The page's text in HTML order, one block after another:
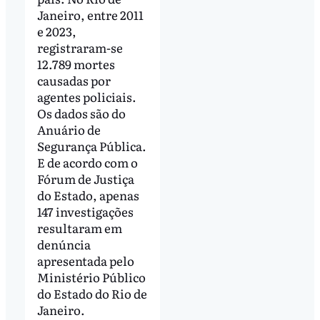
Janeiro, entre 2011
e 2023,
registraram-se
12.789 mortes
causadas por
agentes policiais.
Os dados são do
Anuário de
Segurança Pública.
E de acordo com o
Fórum de Justiça
do Estado, apenas
147 investigações
resultaram em
denúncia
apresentada pelo
Ministério Público
do Estado do Rio de
Janeiro.